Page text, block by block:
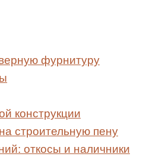
фурнитуру
конструкции
строительную пену
откосы и наличники